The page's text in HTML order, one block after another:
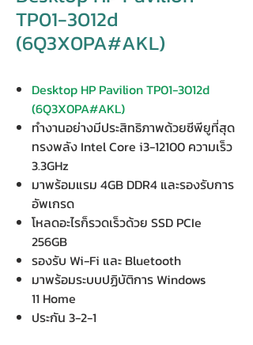
TP01-3012d
(6Q3X0PA#AKL)
Desktop HP Pavilion TP01-3012d
(6Q3X0PA#AKL)
ทำงานอย่างมีประสิทธิภาพด้วยซีพียูที่สุด
ทรงพลัง Intel Core i3-12100 ความเร็ว
3.3GHz
มาพร้อมแรม 4GB DDR4 และรองรับการ
อัพเกรด
โหลดอะไรก็รวดเร็วด้วย SSD PCIe
256GB
รองรับ Wi-Fi และ Bluetooth
มาพร้อมระบบปฏิบัติการ Windows
11 Home
ประกัน 3-2-1